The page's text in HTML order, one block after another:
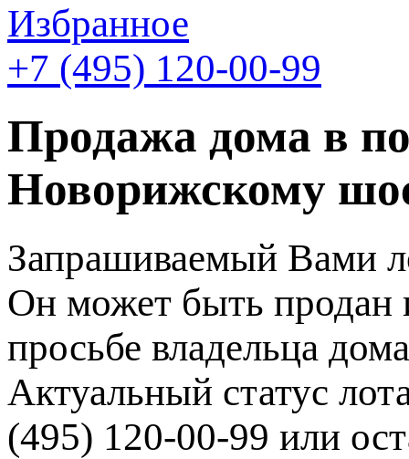
Избранное
+7 (495) 120-00-99
Продажа дома в
Новорижскому
Запрашиваемый Вами
Он может быть продан
просьбе владельца
Актуальный статус
(495) 120-00-99 или